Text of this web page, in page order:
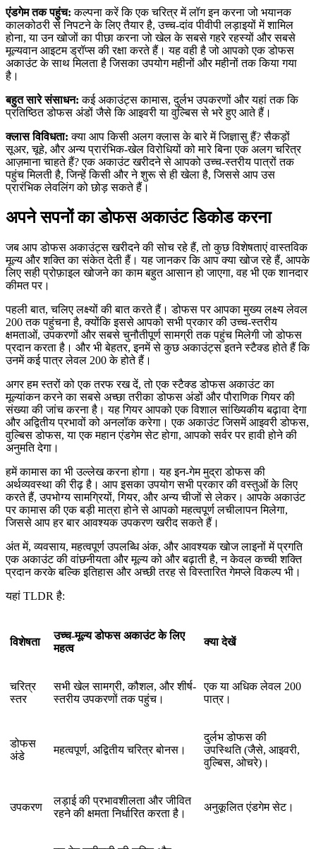
एंडगेम तक पहुंच:कल्पना करें कि एक चरित्र में लॉग इन करना जो भयानक
कालकोठरी से निपटने के लिए तैयार है, उच्च-दांव पीवीपी लड़ाइयों में शामिल
होना, या उन खोजों का पीछा करना जो खेल के सबसे गहरे रहस्यों और सबसे
मूल्यवान आइटम ड्रॉप्स की रक्षा करते हैं। यह वही है जो आपको एक डोफस
अकाउंट के साथ मिलता है जिसका उपयोग महीनों और महीनों तक किया गया
है।
बहुत सारे संसाधन: कई अकाउंट्स कामास, दुर्लभ उपकरणों और यहां तक कि
प्रतिष्ठित डोफस अंडों जैसे कि आइवरी या वुल्बिस से भरे हुए आते हैं।
क्लास विविधता:क्या आप किसी अलग क्लास के बारे में जिज्ञासु हैं? सैकड़ों
सूअर, चूहे, और अन्य प्रारंभिक-खेल विरोधियों को मारे बिना एक अलग चरित्र
आज़माना चाहते हैं? एक अकाउंट खरीदने से आपको उच्च-स्तरीय पात्रों तक
पहुंच मिलती है, जिन्हें किसी और ने शुरू से ही खेला है, जिससे आप उस
प्रारंभिक लेवलिंग को छोड़ सकते हैं।
अपने सपनों का डोफस अकाउंट डिकोड करना
जब आप डोफस अकाउंट्स खरीदने की सोच रहे हैं, तो कुछ विशेषताएं वास्तविक
मूल्य और शक्ति का संकेत देती हैं। यह जानकर कि आप क्या खोज रहे हैं, आपके
लिए सही प्रोफ़ाइल खोजने का काम बहुत आसान हो जाएगा, वह भी एक शानदार
कीमत पर।
पहली बात, चलिए लक्ष्यों की बात करते हैं। डोफस पर आपका मुख्य लक्ष्य लेवल
200 तक पहुंचना है, क्योंकि इससे आपको सभी प्रकार की उच्च-स्तरीय
क्षमताओं, उपकरणों और सबसे चुनौतीपूर्ण सामग्री तक पहुंच मिलेगी जो डोफस
प्रदान करता है। और भी बेहतर, इनमें से कुछ अकाउंट्स इतने स्टैक्ड होते हैं कि
उनमें कई पात्र लेवल 200 के होते हैं।
अगर हम स्तरों को एक तरफ रख दें, तो एक स्टैक्ड डोफस अकाउंट का
मूल्यांकन करने का सबसे अच्छा तरीका डोफस अंडों और पौराणिक गियर की
संख्या की जांच करना है। यह गियर आपको एक विशाल सांख्यिकीय बढ़ावा देगा
और अद्वितीय प्रभावों को अनलॉक करेगा। एक अकाउंट जिसमें आइवरी डोफस,
वुल्बिस डोफस, या एक महान एंडगेम सेट होगा, आपको सर्वर पर हावी होने की
अनुमति देगा।
हमें कामास का भी उल्लेख करना होगा। यह इन-गेम मुद्रा डोफस की
अर्थव्यवस्था की रीढ़ है। आप इसका उपयोग सभी प्रकार की वस्तुओं के लिए
करते हैं, उपभोग्य सामग्रियों, गियर, और अन्य चीजों से लेकर। आपके अकाउंट
पर कामास की एक बड़ी मात्रा होने से आपको महत्वपूर्ण लचीलापन मिलेगा,
जिससे आप हर बार आवश्यक उपकरण खरीद सकते हैं।
अंत में, व्यवसाय, महत्वपूर्ण उपलब्धि अंक, और आवश्यक खोज लाइनों में प्रगति
एक अकाउंट की वांछनीयता और मूल्य को और बढ़ाती है, न केवल कच्ची शक्ति
प्रदान करके बल्कि इतिहास और अच्छी तरह से विस्तारित गेमप्ले विकल्प भी।
यहां TLDR है:
विशेषता
उच्च-मूल्य डोफस अकाउंट के लिए
महत्व
क्या देखें
चरित्र
स्तर
सभी खेल सामग्री, कौशल, और शीर्ष-
स्तरीय उपकरणों तक पहुंच।
एक या अधिक लेवल 200
पात्र।
डोफस
अंडे
महत्वपूर्ण, अद्वितीय चरित्र बोनस।
दुर्लभ डोफस की
उपस्थिति (जैसे, आइवरी,
वुल्बिस, ओचरे)।
उपकरण
लड़ाई की प्रभावशीलता और जीवित
रहने की क्षमता निर्धारित करता है।
अनुकूलित एंडगेम सेट।